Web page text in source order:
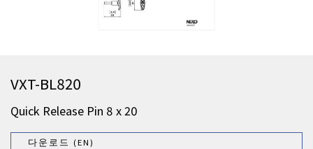
VXT-BL820
Quick Release Pin 8 x 20
다운로드 (EN)